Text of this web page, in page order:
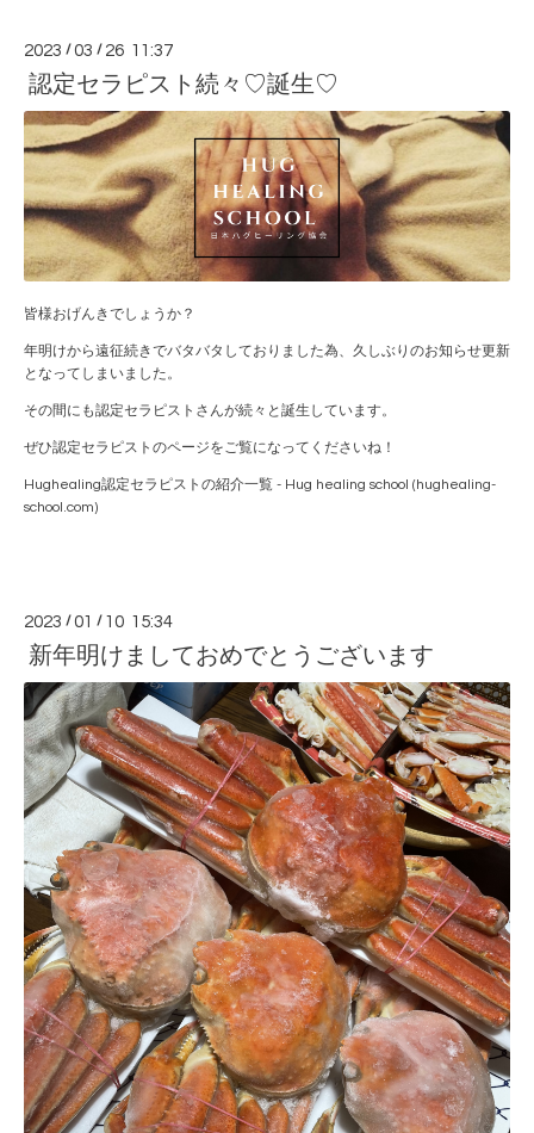
2023 /03 / 26 11:37
認定セラピスト続々♡誕生♡
皆様おげんきでしょうか？
年明けから遠征続きでバタバタしておりました為、久しぶりのお知らせ更新
となってしまいました。
その間にも認定セラピストさんが続々と誕生しています。
ぜひ認定セラピストのページをご覧になってくださいね！
Hughealing認定セラピストの紹介一覧 - Hug healing school (hughealing-
school.com)
2023 /01 / 10 15:34
新年明けましておめでとうございます